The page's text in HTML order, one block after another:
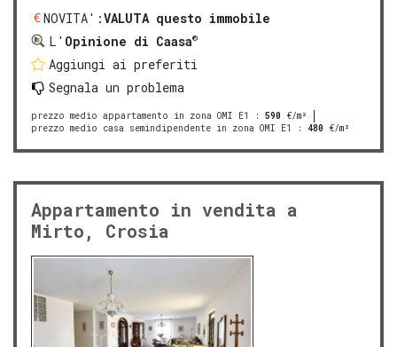
NOVITA':VALUTA questo immobile
L' Opinione di Caasa®
Aggiungi ai preferiti
Segnala un problema
prezzo medio appartamento in zona OMI E1 : 590 €/m²
prezzo medio casa semindipendente in zona OMI E1
: 480 €/m²
Appartamento in vendita a
Mirto, Crosia